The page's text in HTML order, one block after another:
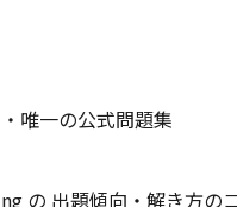
唯一の公式問題集
の 出題傾向・解き方の